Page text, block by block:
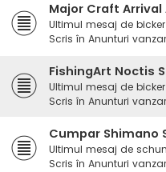
Major Craft Arrival
Ultimul mesaj de bicker
Scris în Anunturi
FishingArt Noctis
Ultimul mesaj de bicker
Scris în Anunturi
Cumpar Shimano
Ultimul mesaj de
Scris în Anunturi